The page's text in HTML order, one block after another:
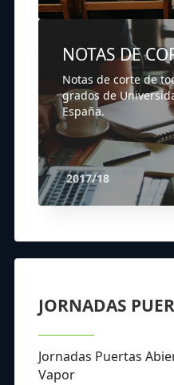
NOTAS DE
Notas de corte de
grados de
España.
2017/18
JORNADAS
Jornadas Puertas
Vapor